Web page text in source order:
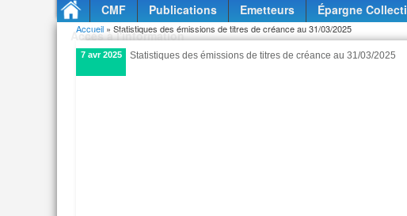
CMF Publications Emetteurs Épargne
Accès à l'information
Vous êtes ici
Accueil » Statistiques des émissions de titres de créance au 31/03/2025
7 avr 2025 Statistiques des émissions de titres de créance au 31/03/2025